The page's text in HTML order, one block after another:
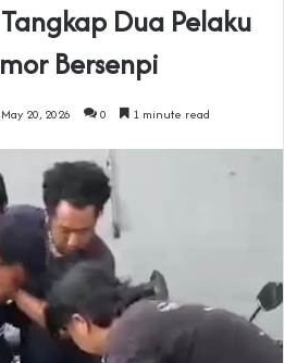
Dua Pelaku
Bersenpi
May 20, 2026 0 1 minute read